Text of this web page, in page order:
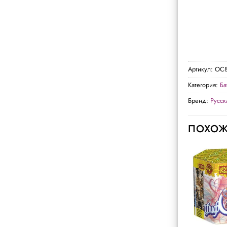
Артикул:
Категория:
Бренд: